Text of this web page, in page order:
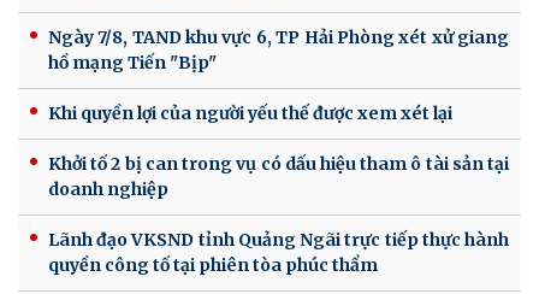
Ngày 7/8, TAND khu vực 6, TP Hải Phòng xét xử giang
hồ mạng Tiến "Bịp"
Khi quyền lợi của người yếu thế được xem xét lại
Khởi tố 2 bị can trong vụ có dấu hiệu tham ô tài sản tại
doanh nghiệp
Lãnh đạo VKSND tỉnh Quảng Ngãi trực tiếp thực hành
quyền công tố tại phiên tòa phúc thẩm